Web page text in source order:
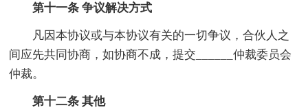
第十一条 争议解决方式
凡因本协议或与本协议有关的一切争议，合伙人之
间应先共同协商，如协商不成，提交______仲裁委员会
仲裁。
第十二条 其他